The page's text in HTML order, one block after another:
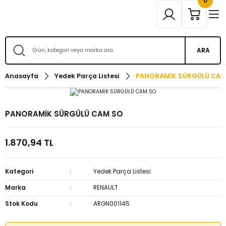
ARA
Anasayfa Yedek Parça Listesi PANORAMİK SÜRGÜLÜ
PANORAMİK SÜRGÜLÜ CAM SO
1.870,94 TL
Kategori
Yedek Parça Listesi
Marka
RENAULT
Stok Kodu
ARGN001145